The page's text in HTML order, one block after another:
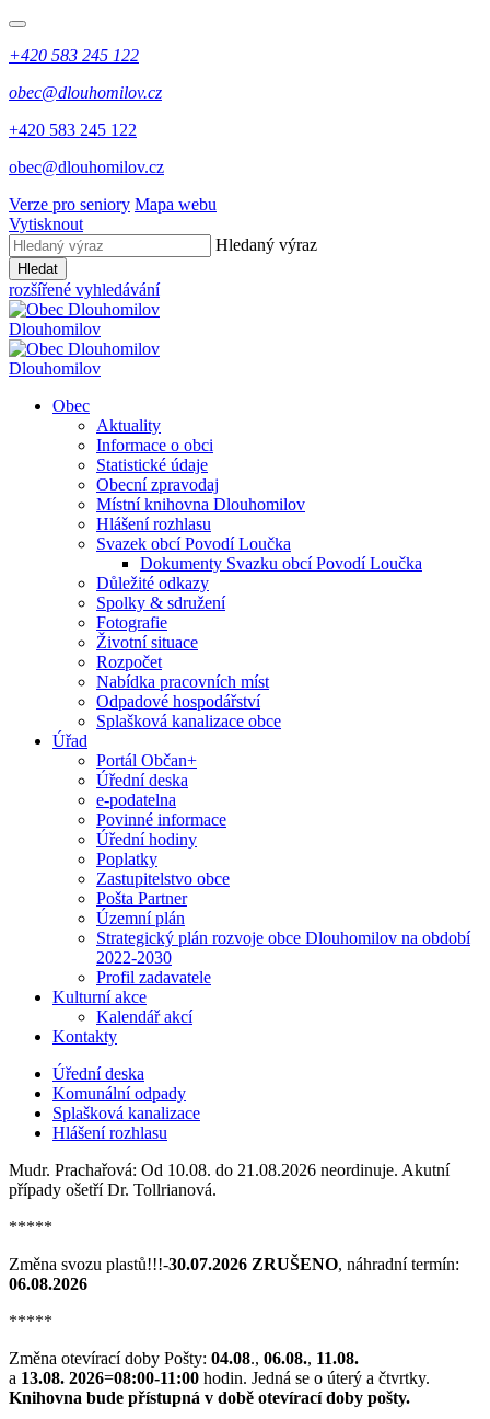
+420 583 245 122
obec@dlouhomilov.cz
+420 583 245 122
obec@dlouhomilov.cz
Verze pro seniory Mapa webu
Vytisknout
Hledaný výraz
Hledat
rozšířené vyhledávání
Dlouhomilov
Dlouhomilov
Obec
Aktuality
Informace o obci
Statistické údaje
Obecní zpravodaj
Místní knihovna Dlouhomilov
Hlášení rozhlasu
Svazek obcí Povodí Loučka
Dokumenty Svazku obcí Povodí Loučka
Důležité odkazy
Spolky & sdružení
Fotografie
Životní situace
Rozpočet
Nabídka pracovních míst
Odpadové hospodářství
Splašková kanalizace obce
Úřad
Portál Občan+
Úřední deska
e-podatelna
Povinné informace
Úřední hodiny
Poplatky
Zastupitelstvo obce
Pošta Partner
Územní plán
Strategický plán rozvoje obce Dlouhomilov na období
2022-2030
Profil zadavatele
Kulturní akce
Kalendář akcí
Kontakty
Úřední deska
Komunální odpady
Splašková kanalizace
Hlášení rozhlasu
Mudr. Prachařová: Od 10.08. do 21.08.2026 neordinuje. Akutní
případy ošetří Dr. Tollrianová.
*****
Změna svozu plastů!!!-30.07.2026 ZRUŠENO, náhradní termín:
06.08.2026
*****
Změna otevírací doby Pošty: 04.08., 06.08., 11.08.
a 13.08. 2026=08:00-11:00 hodin. Jedná se o úterý a čtvrtky.
Knihovna bude přístupná v době otevírací doby pošty.